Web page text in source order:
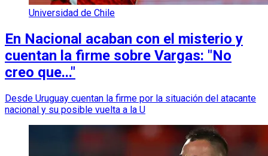
Universidad de Chile
En Nacional acaban con el misterio y
cuentan la firme sobre Vargas: "No
creo que..."
Desde Uruguay cuentan la firme por la situación del atacante
nacional y su posible vuelta a la U